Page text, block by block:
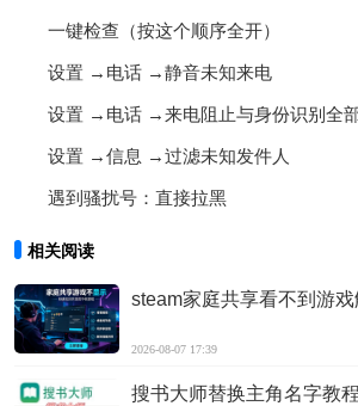
一键检查（按这个顺序全开）
设置 →电话 →静音未知来电
设置 →电话 →来电阻止与身份识别全
设置 →信息 →过滤未知发件人
遇到骚扰号：直接拉黑
相关阅读
steam家庭共享看不到游
2026-08-07 17:39
搜书大师替换主角名字教程